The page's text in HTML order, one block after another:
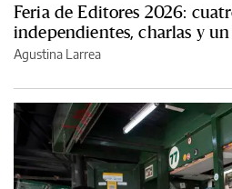
Feria de Editores 2026:
independientes, charlas y
Agustina Larrea